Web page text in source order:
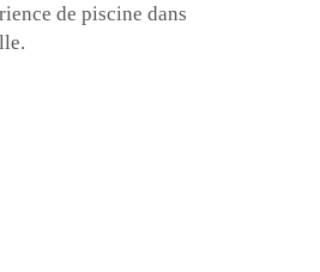
de piscine dans